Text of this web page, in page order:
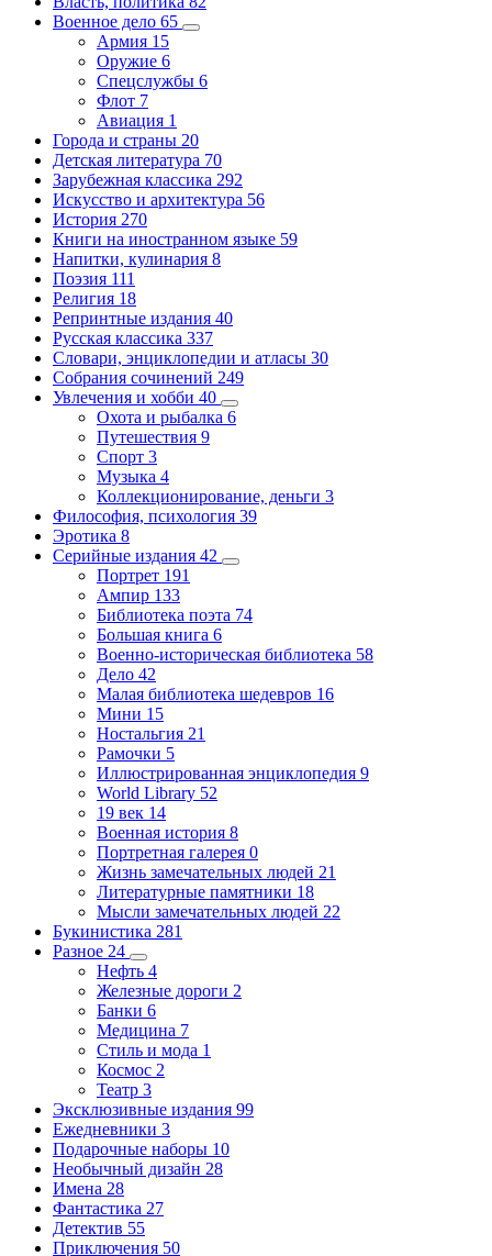
Военное дело 65
Армия 15
Оружие 6
Спецслужбы 6
Флот 7
Авиация 1
Города и страны 20
Детская литература 70
Зарубежная классика 292
Искусство и архитектура 56
История 270
Книги на иностранном языке 59
Напитки, кулинария 8
Поэзия 111
Религия 18
Репринтные издания 40
Русская классика 337
Словари, энциклопедии и атласы 30
Собрания сочинений 249
Увлечения и хобби 40
Охота и рыбалка 6
Путешествия 9
Спорт 3
Музыка 4
Коллекционирование, деньги 3
Философия, психология 39
Эротика 8
Серийные издания 42
Портрет 191
Ампир 133
Библиотека поэта 74
Большая книга 6
Военно-историческая библиотека 58
Дело 42
Малая библиотека шедевров 16
Мини 15
Ностальгия 21
Рамочки 5
Иллюстрированная энциклопедия 9
World Library 52
19 век 14
Военная история 8
Портретная галерея 0
Жизнь замечательных людей 21
Литературные памятники 18
Мысли замечательных людей 22
Букинистика 281
Разное 24
Нефть 4
Железные дороги 2
Банки 6
Медицина 7
Стиль и мода 1
Космос 2
Театр 3
Эксклюзивные издания 99
Ежедневники 3
Подарочные наборы 10
Необычный дизайн 28
Имена 28
Фантастика 27
Детектив 55
Приключения 50